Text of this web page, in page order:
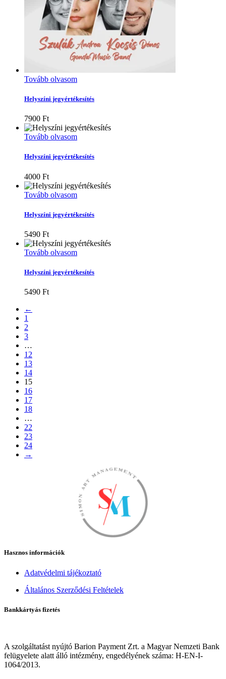
Tovább olvasom
Helyszíni jegyértékesítés
7900 Ft
Tovább olvasom
Helyszíni jegyértékesítés
4000 Ft
Tovább olvasom
Helyszíni jegyértékesítés
5490 Ft
Tovább olvasom
Helyszíni jegyértékesítés
5490 Ft
←
1
2
3
…
12
13
14
15
16
17
18
…
22
23
24
→
Hasznos információk
Adatvédelmi tájékoztató
Általános Szerződési Feltételek
Bankkártyás fizetés
A szolgáltatást nyújtó Barion Payment Zrt. a Magyar Nemzeti Bank
felügyelete alatt álló intézmény, engedélyének száma: H-EN-I-
1064/2013.